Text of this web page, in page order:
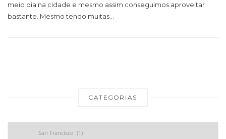
meio dia na cidade e mesmo assim conseguimos aproveitar
bastante. Mesmo tendo muitas…
CATEGORIAS
Categorias